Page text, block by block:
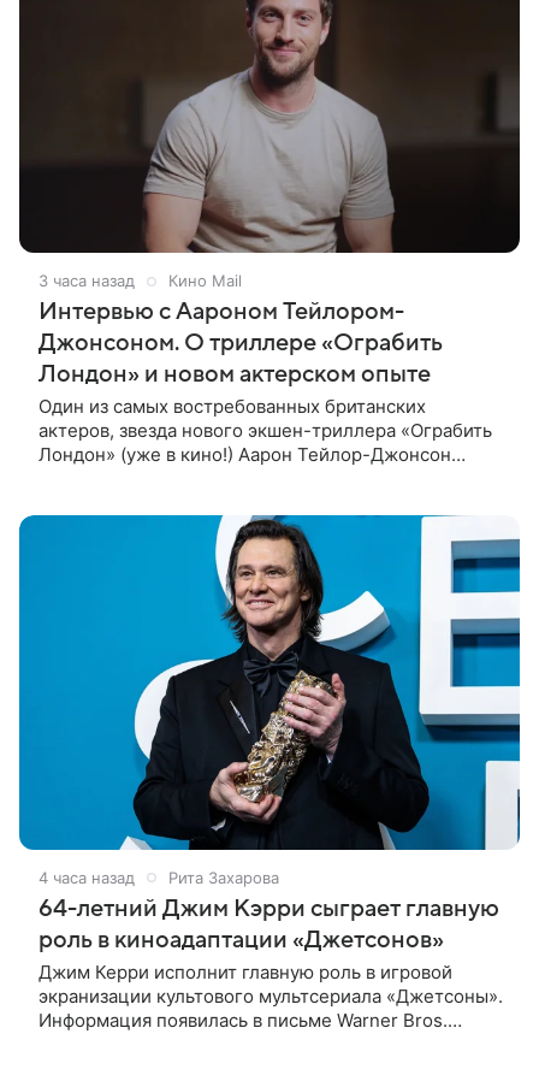
3 часа назад Кино Mail
Интервью с Аароном Тейлором-
Джонсоном. О триллере «Ограбить
Лондон» и новом актерском опыте
Один из самых востребованных британских
актеров, звезда нового экшен-триллера «Ограбить
Лондон» (уже в кино!) Аарон Тейлор-Джонсон
4 часа назад Рита Захарова
64-летний Джим Кэрри сыграет главную
роль в киноадаптации «Джетсонов»
Джим Керри исполнит главную роль в игровой
экранизации культового мультсериала «Джетсоны».
Информация появилась в письме Warner Bros.